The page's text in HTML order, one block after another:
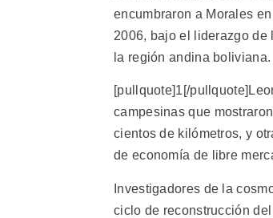
encumbraron a Morales
2006, bajo el liderazgo de
la región andina boliviana.
[pullquote]1[/
campesinas que
cientos de kilómetros, y
de economía de libre
Investigadores de la
ciclo de reconstrucción